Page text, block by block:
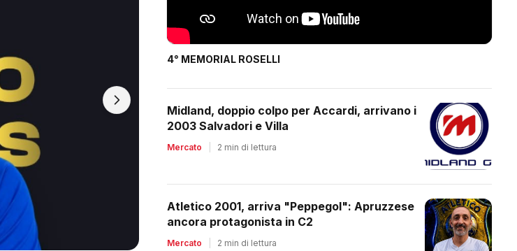
4° MEMORIAL ROSELLI
Midland, doppio colpo per Accardi, arrivano i
2003 Salvadori e Villa
Mercato 2 min di lettura
Atletico 2001, arriva "Peppegol": Apruzzese
ancora protagonista in C2
Mercato 2 min di lettura